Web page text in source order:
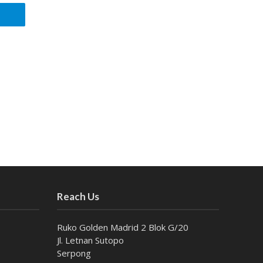
Reach Us
Ruko Golden Madrid 2 Blok G/20
Jl. Letnan Sutopo
Serpong